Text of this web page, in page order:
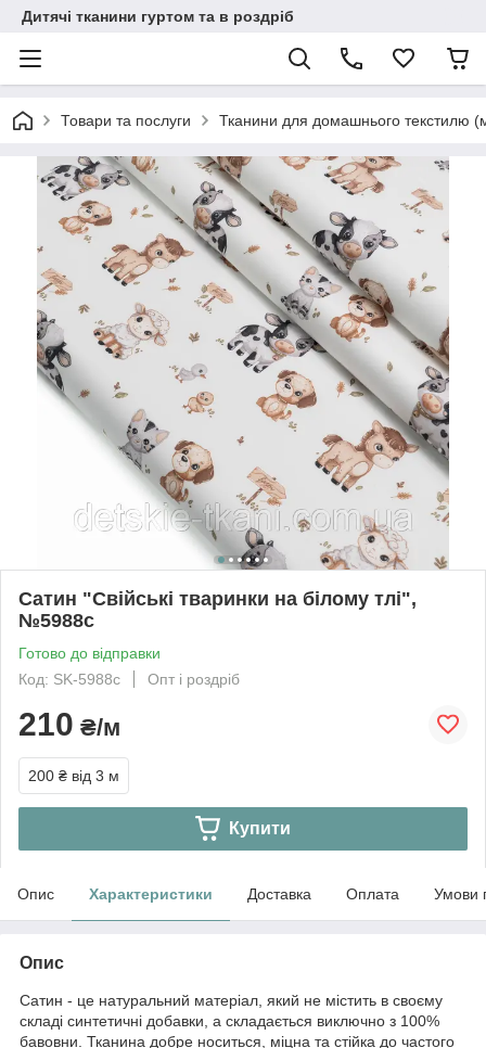
Дитячі тканини гуртом та в роздріб
Товари та послуги Тканини для домашнього текстилю
Сатин "Свійські тваринки на білому тлі",
№5988с
Готово до відправки
Код: SK-5988с
Опт і роздріб
210 ₴/м
200 ₴ від 3 м
Купити
Опис Характеристики Доставка Оплата Умови
Опис
Сатин - це натуральний матеріал, який не містить в своєму
складі синтетичні добавки, а складається виключно з 100%
бавовни. Тканина добре носиться, міцна та стійка до частого